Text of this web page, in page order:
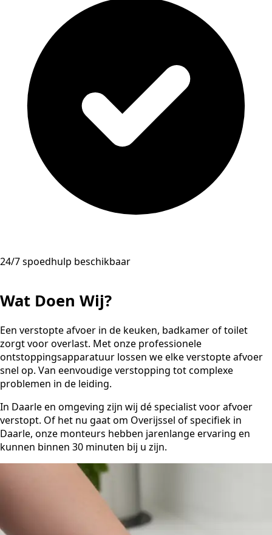
24/7 spoedhulp beschikbaar
Wat Doen Wij?
Een verstopte afvoer in de keuken, badkamer of toilet
zorgt voor overlast. Met onze professionele
ontstoppingsapparatuur lossen we elke verstopte afvoer
snel op. Van eenvoudige verstopping tot complexe
problemen in de leiding.
In Daarle en omgeving zijn wij dé specialist voor afvoer
verstopt. Of het nu gaat om Overijssel of specifiek in
Daarle, onze monteurs hebben jarenlange ervaring en
kunnen binnen 30 minuten bij u zijn.